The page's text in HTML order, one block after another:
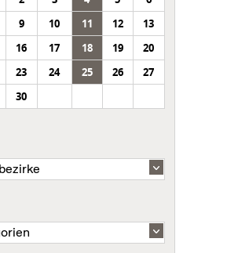
9 10 11 12
13
16 17 18 19
20
23 24 25 26
27
30